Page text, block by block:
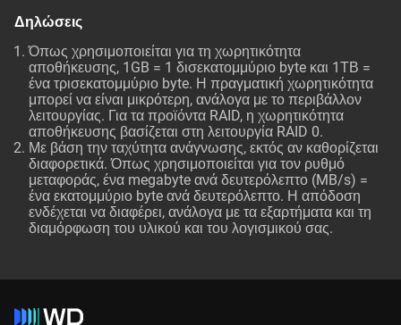
Δηλώσεις
Όπως χρησιμοποιείται για τη χωρητικότητα
αποθήκευσης, 1GB = 1 δισεκατομμύριο byte και 1ΤΒ =
ένα τρισεκατομμύριο byte. Η πραγματική χωρητικότητα
μπορεί να είναι μικρότερη, ανάλογα με το περιβάλλον
λειτουργίας. Για τα προϊόντα RAID, η χωρητικότητα
αποθήκευσης βασίζεται στη λειτουργία RAID 0.
Με βάση την ταχύτητα ανάγνωσης, εκτός αν καθορίζεται
διαφορετικά. Όπως χρησιμοποιείται για τον ρυθμό
μεταφοράς, ένα megabyte ανά δευτερόλεπτο (MB/s) =
ένα εκατομμύριο byte ανά δευτερόλεπτο. Η απόδοση
ενδέχεται να διαφέρει, ανάλογα με τα εξαρτήματα και τη
διαμόρφωση του υλικού και του λογισμικού σας.